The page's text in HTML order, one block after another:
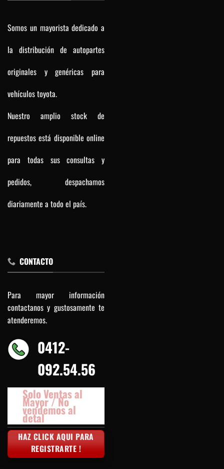
Somos un mayorista dedicado a
la distribución de autopartes
originales y genéricas para
vehículos toyota.
Nuestro amplio stock de
repuestos está disponible online
para todas sus consultas y
pedidos, despachamos
diariamente a todo el país.
CONTACTO
Para mayor información
contactanos y gustosamente te
atenderemos.
0412-
092.54.56
Solo Ventas al
Mayor / No
vendemos al
detal
HAZ CLICK AQUI PARA
REGISTRARTE !